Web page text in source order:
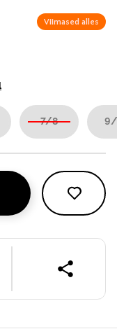
Viimased alles
7/8 9/